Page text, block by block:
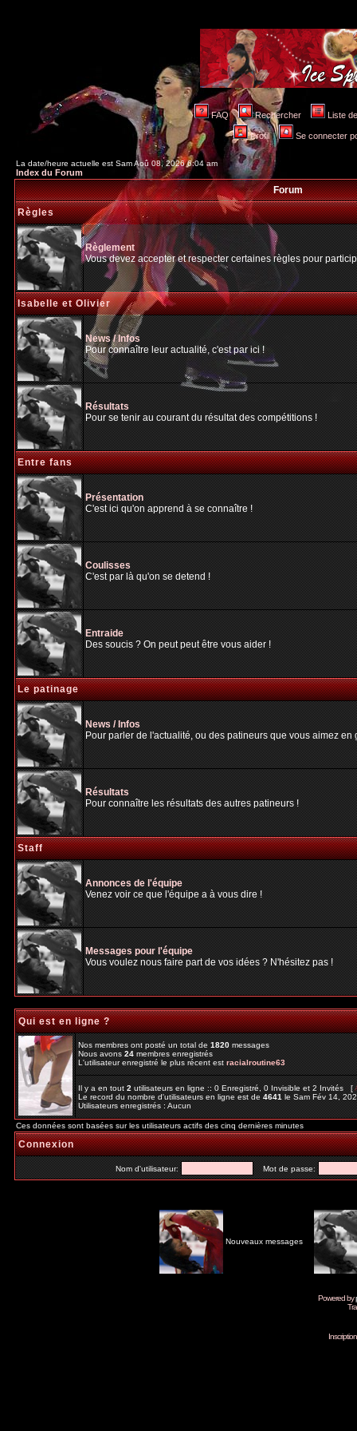
FAQ Rechercher Liste
Profil Se connecter
La date/heure actuelle est Sam Aoû 08, 2026 6:04 am
Index du Forum
Forum
Règles
Règlement
Vous devez accepter et respecter certaines règles pour
Isabelle et Olivier
News / Infos
Pour connaître leur actualité, c'est par ici !
Résultats
Pour se tenir au courant du résultat des compétitions !
Entre fans
Présentation
C'est ici qu'on apprend à se connaître !
Coulisses
C'est par là qu'on se detend !
Entraide
Des soucis ? On peut peut être vous aider !
Le patinage
News / Infos
Pour parler de l'actualité, ou des patineurs que vous aimez
Résultats
Pour connaître les résultats des autres patineurs !
Staff
Annonces de l'équipe
Venez voir ce que l'équipe a à vous dire !
Messages pour l'équipe
Vous voulez nous faire part de vos idées ? N'hésitez pas !
Qui est en ligne ?
Nos membres ont posté un total de1820messages
Nous avons24membres enregistrés
L'utilisateur enregistré le plus récent estracialroutine63
Il y a en tout2utilisateurs en ligne :: 0 Enregistré, 0 Invisible et 2 Invités [
Le record du nombre d'utilisateurs en ligne est de4641le Sam Fév 14,
Utilisateurs enregistrés : Aucun
Ces données sont basées sur les utilisateurs actifs des cinq dernières minutes
Connexion
Nom d'utilisateur: Mot de passe:
Nouveaux messages
Powered by